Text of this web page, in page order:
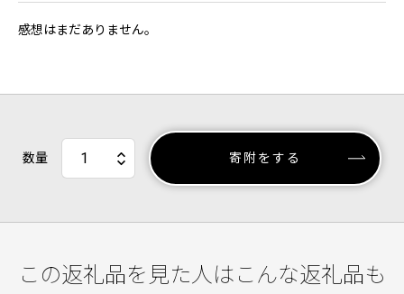
感想はまだありません。
数量 寄附をする
この返礼品を見た人はこんな返礼品も